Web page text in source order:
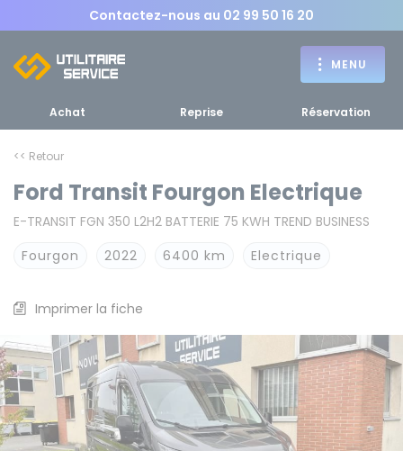
Contactez-nous au 02 99 50 16 20
MENU
MENU
Achat
d'un utilitaire
Fourgons Camionnettes
Bennes, plateaux
spécifiques
RETOUR MENU
Achat Reprise Réservation
<< Retour
Ford Transit Fourgon Electrique
E-TRANSIT FGN 350 L2H2 BATTERIE 75 KWH TREND BUSINESS
Fourgon
2022 6400 km Electrique
Imprimer la fiche